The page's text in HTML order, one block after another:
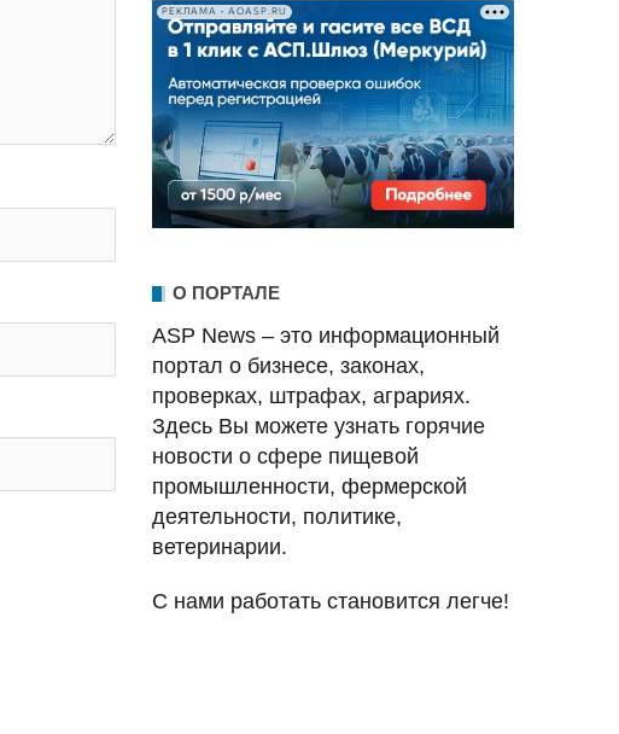
РЕКЛАМА • AOASP.RU
О ПОРТАЛЕ
ASP News – это информационный
портал о бизнесе, законах,
проверках, штрафах, аграриях.
Здесь Вы можете узнать горячие
новости о сфере пищевой
промышленности, фермерской
деятельности, политике,
ветеринарии.
С нами работать становится легче!